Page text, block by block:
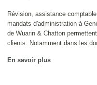
Révision, assistance
mandats d'administration à
de Wuarin & Chatton
clients. Notamment dans les
En savoir plus